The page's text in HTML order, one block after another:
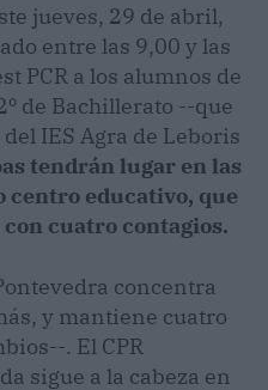
jueves, 29 de abril,
entre las 9,00 y las
PCR a los alumnos de
de Bachillerato --que
IES Agra de Leboris
tendrán lugar en las
centro educativo, que
cuatro contagios.
concentra
y mantiene cuatro
. El CPR
sigue a la cabeza en